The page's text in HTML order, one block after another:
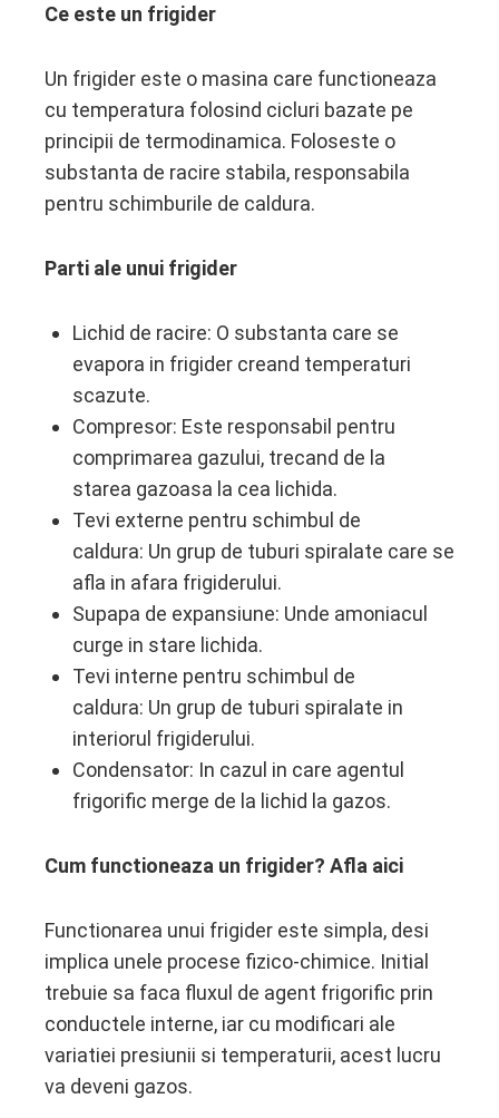
Ce este un frigider
Un frigider este o masina care functioneaza
cu temperatura folosind cicluri bazate pe
principii de termodinamica. Foloseste o
substanta de racire stabila, responsabila
pentru schimburile de caldura.
Parti ale unui frigider
Lichid de racire: O substanta care se
evapora in frigider creand temperaturi
scazute.
Compresor: Este responsabil pentru
comprimarea gazului, trecand de la
starea gazoasa la cea lichida.
Tevi externe pentru schimbul de
caldura: Un grup de tuburi spiralate care se
afla in afara frigiderului.
Supapa de expansiune: Unde amoniacul
curge in stare lichida.
Tevi interne pentru schimbul de
caldura: Un grup de tuburi spiralate in
interiorul frigiderului.
Condensator: In cazul in care agentul
frigorific merge de la lichid la gazos.
Cum functioneaza un frigider? Afla aici
Functionarea unui frigider este simpla, desi
implica unele procese fizico-chimice. Initial
trebuie sa faca fluxul de agent frigorific prin
conductele interne, iar cu modificari ale
variatiei presiunii si temperaturii, acest lucru
va deveni gazos.